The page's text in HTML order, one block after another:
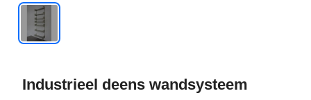
Industrieel deens wandsysteem